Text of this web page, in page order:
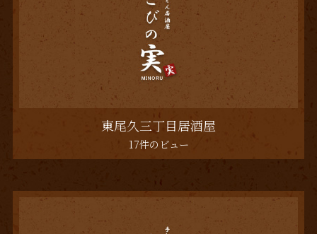
東尾久三丁目居酒屋
17件のビュー